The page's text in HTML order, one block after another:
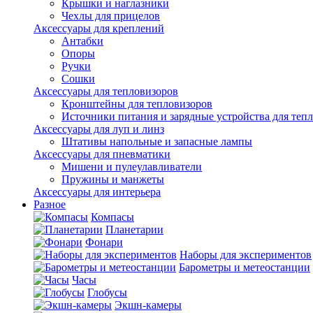
Крышки и наглазники
Чехлы для прицелов
Аксессуары для креплений
Антабки
Опоры
Ручки
Сошки
Аксессуары для тепловизоров
Кронштейны для тепловизоров
Источники питания и зарядные устройства для
Аксессуары для луп и линз
Штативы напольные и запасные лампы
Аксессуары для пневматики
Мишени и пулеулавливатели
Пружины и манжеты
Аксессуары для интерьера
Разное
Компасы
Планетарии
Фонари
Наборы для экспериментов
Барометры и метеостанции
Часы
Глобусы
Экшн-камеры